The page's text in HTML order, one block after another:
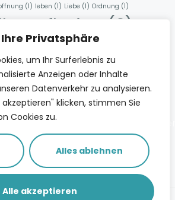
Privatsphäre
um Ihr Surferlebnis zu
Anzeigen oder Inhalte
Datenverkehr zu analysieren.
akzeptieren" klicken, stimmen Sie
Cookies zu.
Alles ablehnen
Alle akzeptieren
(1) leben (1) Liebe (1) Ordnung (1)
(2)
Deezer
Apple Podcasts
YouTube
info@ritajorra.de
Impressum
Eine Nachricht
Workshop
Datenschutz